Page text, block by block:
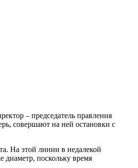
– председатель правления
совершают на ней остановки с
На этой линии в недалекой
диаметр, поскольку время